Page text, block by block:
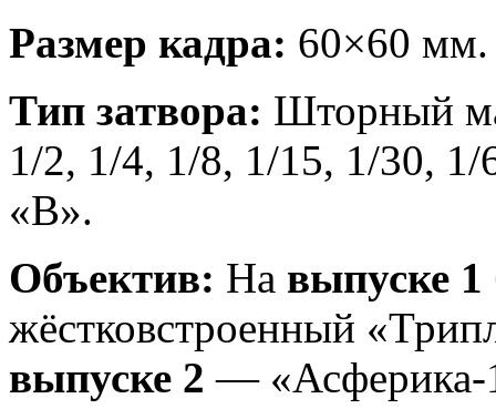
Размер кадра: 60×60 мм.
Тип затвора: Шторный
1/2, 1/4, 1/8, 1/15, 1/30,
«В».
Объектив: На выпуске 1
жёстковстроенный
выпуске 2 — «Асферика-